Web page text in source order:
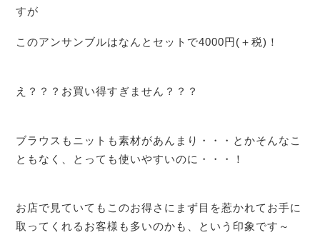
すが
このアンサンブルはなんとセットで4000円(＋税)！
え？？？お買い得すぎません？？？
ブラウスもニットも素材があんまり・・・とかそんなこ
ともなく、とっても使いやすいのに・・・！
お店で見ていてもこのお得さにまず目を惹かれてお手に
取ってくれるお客様も多いのかも、という印象です～